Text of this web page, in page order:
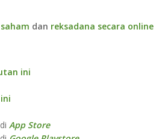
saham dan reksadana secara online
ini
di App Store​